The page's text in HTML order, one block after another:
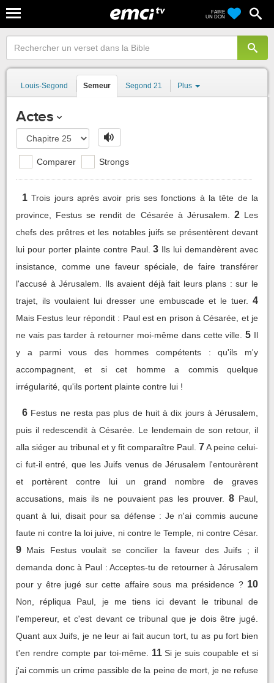
FAIRE
UN DON
Louis-Segond Semeur Segond 21 Plus
Actes
Comparer Strongs
1 Trois jours après avoir pris ses fonctions à la tête de la
province, Festus se rendit de Césarée à Jérusalem.
2 Les
chefs des prêtres et les notables juifs se présentèrent devant
lui pour porter plainte contre Paul. 3 Ils lui demandèrent avec
insistance, comme une faveur spéciale, de faire transférer
l'accusé à Jérusalem. Ils avaient déjà fait leurs plans : sur le
trajet, ils voulaient lui dresser une embuscade et le tuer.
4
Mais Festus leur répondit : Paul est en prison à Césarée, et je
ne vais pas tarder à retourner moi-même dans cette ville. 5 Il
y a parmi vous des hommes compétents : qu'ils m'y
accompagnent, et si cet homme a commis quelque
irrégularité, qu'ils portent plainte contre lui !
6 Festus ne resta pas plus de huit à dix jours à Jérusalem,
puis il redescendit à Césarée. Le lendemain de son retour, il
alla siéger au tribunal et y fit comparaître Paul. 7A peine celui-
ci fut-il entré, que les Juifs venus de Jérusalem l'entourèrent
et portèrent contre lui un grand nombre de graves
accusations, mais ils ne pouvaient pas les prouver.
8 Paul,
quant à lui, disait pour sa défense : Je n'ai commis aucune
faute ni contre la loi juive, ni contre le Temple, ni contre César.
9 Mais Festus voulait se concilier la faveur des Juifs ; il
demanda donc à Paul : Acceptes-tu de retourner à Jérusalem
pour y être jugé sur cette affaire sous ma présidence ? 10
Non, répliqua Paul, je me tiens ici devant le tribunal de
l'empereur, et c'est devant ce tribunal que je dois être jugé.
Quant aux Juifs, je ne leur ai fait aucun tort, tu as pu fort bien
t'en rendre compte par toi-même.
11 Si je suis coupable et si
j'ai commis un crime passible de la peine de mort, je ne refuse